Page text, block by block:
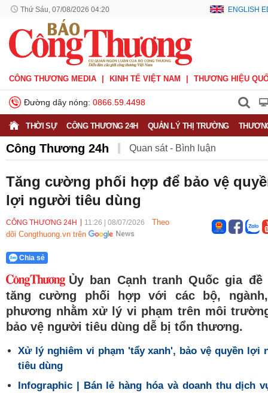
Thứ Sáu, 07/08/2026 04:20 ENGLISH
CÔNG THƯƠNG MEDIA KINH TẾ VIỆT NAM THƯƠNG HIỆU
Đường dây nóng: 0866.59.4498
THỜI SỰ CÔNG THƯƠNG 24H QUẢN LÝ THỊ TRƯỜNG
Công Thương 24h Quan sát - Bình luận
Ý kiến
Phỏng vấn - Đối thoại
Tăng cường phối hợp để bảo vệ
lợi người tiêu dùng
CÔNG THƯƠNG 24H 11:26 08/07/2026
Theo
dõi Congthuong.vn trên
Chia sẻ
Ủy ban Cạnh tranh Quốc gia đề
tăng cường phối hợp với các bộ,
phương nhằm xử lý vi phạm trên môi
bảo vệ người tiêu dùng dễ bị tổn thương.
Xử lý nghiêm vi phạm 'tẩy xanh', bảo vệ quyền lợi
tiêu dùng
Infographic | Bán lẻ hàng hóa và doanh thu dịch